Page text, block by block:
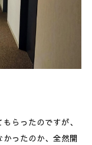
らったのですが、
ったのか、全然開